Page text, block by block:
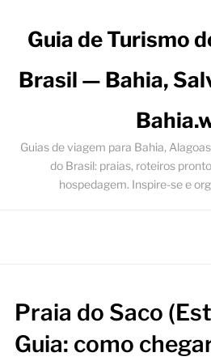
Guia de Turismo
Brasil — Bahia,
Guias de viagem para Bahia,
do Brasil: praias, roteiros
hospedagem. Inspire-se e
Praia do Saco
Guia: como